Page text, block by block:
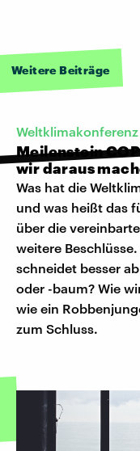
Weitere Beiträge
Weltklimakonferenz
Meilenstein
wir daraus
Was hat die
und was heißt das
über die
weitere
schneidet besser
oder -baum? Wie
wie ein
zum Schluss.